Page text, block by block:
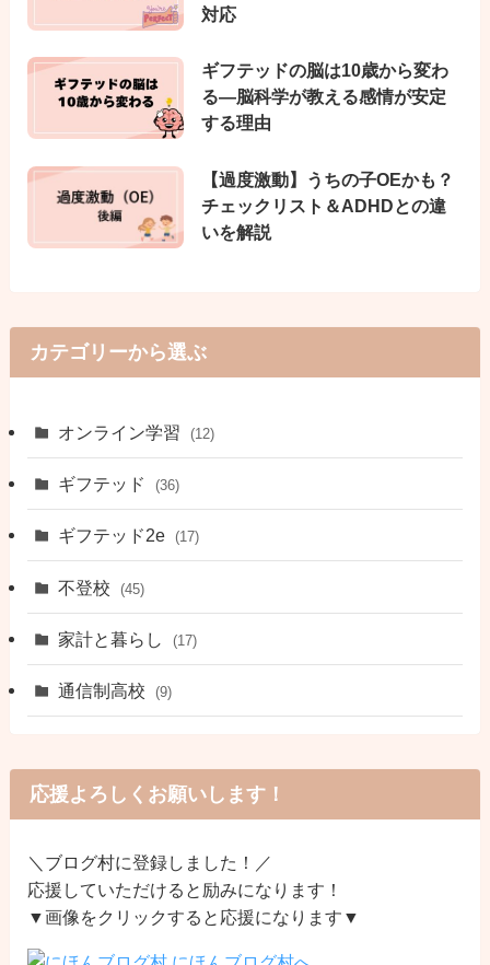
対応
ギフテッドの脳は10歳から変わ
る—脳科学が教える感情が安定
する理由
【過度激動】うちの子OEかも？
チェックリスト＆ADHDとの違
いを解説
カテゴリーから選ぶ
オンライン学習 (12)
ギフテッド (36)
ギフテッド2e (17)
不登校 (45)
家計と暮らし (17)
通信制高校 (9)
応援よろしくお願いします！
＼ブログ村に登録しました！／
応援していただけると励みになります！
▼画像をクリックすると応援になります▼